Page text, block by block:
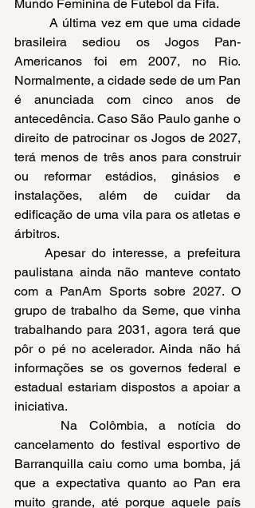
Mundo Feminina de Futebol da Fifa.
A última vez em que uma cidade
brasileira sediou os Jogos Pan-
Americanos foi em 2007, no Rio.
Normalmente, a cidade sede de um Pan
é anunciada com cinco anos de
antecedência. Caso São Paulo ganhe o
direito de patrocinar os Jogos de 2027,
terá menos de três anos para construir
ou reformar estádios, ginásios e
instalações, além de cuidar da
edificação de uma vila para os atletas e
árbitros.
Apesar do interesse, a prefeitura
paulistana ainda não manteve contato
com a PanAm Sports sobre 2027. O
grupo de trabalho da Seme, que vinha
trabalhando para 2031, agora terá que
pôr o pé no acelerador. Ainda não há
informações se os governos federal e
estadual estariam dispostos a apoiar a
iniciativa.
Na Colômbia, a notícia do
cancelamento do festival esportivo de
Barranquilla caiu como uma bomba, já
que a expectativa quanto ao Pan era
muito grande, até porque aquele país